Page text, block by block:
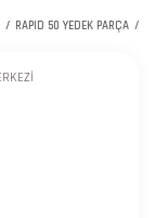
RAPID 50 YEDEK PARÇA